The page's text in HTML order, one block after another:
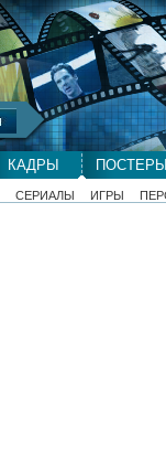
КАДРЫ
СЕРИАЛЫ ИГРЫ